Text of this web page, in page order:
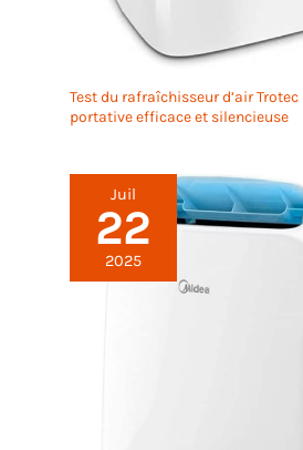
Test du rafraîchisseur d’air Trotec
portative efficace et silencieuse
Juil
22
2025